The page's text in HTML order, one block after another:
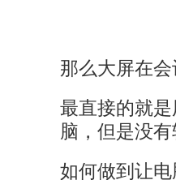
那么大屏在会
最直接的就
脑，但是没有
如何做到让